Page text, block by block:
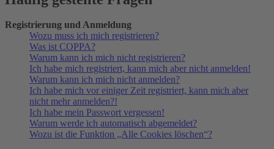
Registrierung und Anmeldung
Wozu muss ich mich registrieren?
Was ist COPPA?
Warum kann ich mich nicht registrieren?
Ich habe mich registriert, kann mich aber nicht anmelden!
Warum kann ich mich nicht anmelden?
Ich habe mich vor einiger Zeit registriert, kann mich aber
nicht mehr anmelden?!
Ich habe mein Passwort vergessen!
Warum werde ich automatisch abgemeldet?
Wozu ist die Funktion „Alle Cookies löschen“?